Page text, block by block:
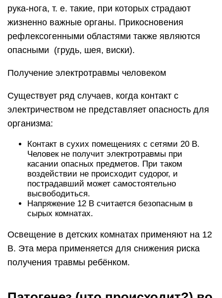
рука-нога, т. е. такие, при которых страдают
жизненно важные органы. Прикосновения
рефлексогенными областями также являются
опасными (грудь, шея, виски).
Получение электротравмы человеком
Существует ряд случаев, когда контакт с
электричеством не представляет опасность для
организма:
Контакт в сухих помещениях с сетями 20 В.
Человек не получит электротравмы при
касании опасных предметов. При таком
воздействии не происходит судорог, и
пострадавший может самостоятельно
высвободиться.
Напряжение 12 В считается безопасным в
сырых комнатах.
Освещение в детских комнатах применяют на 12
В. Эта мера применяется для снижения риска
получения травмы ребёнком.